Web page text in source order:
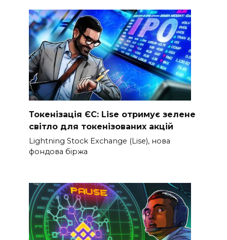
Токенізація ЄС: Lise отримує зелене
світло для токенізованих акцій
Lightning Stock Exchange (Lise), нова
фондова біржа